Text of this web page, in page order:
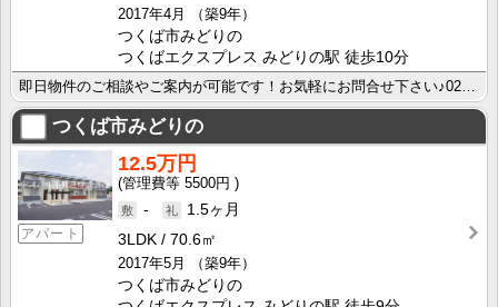
2017年4月
（築9年）
つくば市みどりの
つくばエクスプレス みどりの駅 徒歩10分
つくば市みどりの
アパート
12.5万円
5500円
-
1.5ヶ月
3LDK
70.6㎡
2017年5月
（築9年）
つくば市みどりの